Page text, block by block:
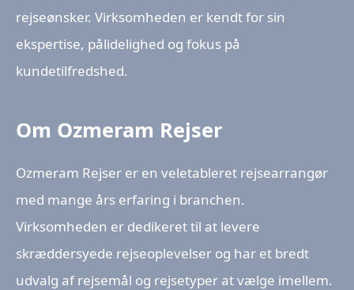
rejseønsker. Virksomheden er kendt for sin
ekspertise, pålidelighed og fokus på
kundetilfredshed.
Om Ozmeram Rejser
Ozmeram Rejser er en veletableret rejsearrangør
med mange års erfaring i branchen.
Virksomheden er dedikeret til at levere
skræddersyede rejseoplevelser og har et bredt
udvalg af rejsemål og rejsetyper at vælge imellem.